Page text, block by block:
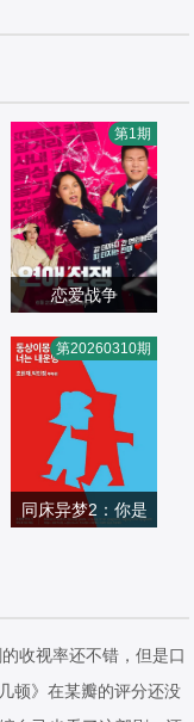
恋爱战争
希澈
日韩综艺
2026/韩国
第1期
同床异梦2：你是
2017/韩国
第20260310期
收视率还不错，但是口
顿》在某瓣的评分还没